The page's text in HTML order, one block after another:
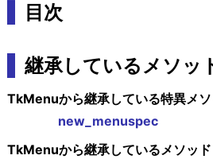
目次
継承しているメソッ
TkMenuから継承している特異メ
new_menuspec
TkMenuから継承しているメソッド